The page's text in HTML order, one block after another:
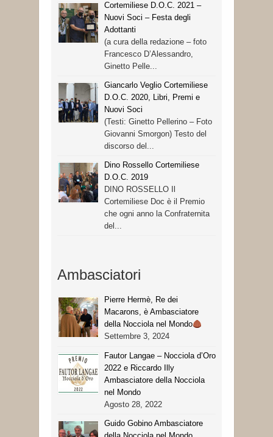
Cortemiliese D.O.C. 2021 –
Nuovi Soci – Festa degli
Adottanti
(a cura della redazione – foto
Francesco D’Alessandro,
Ginetto Pelle...
Giancarlo Veglio Cortemiliese
D.O.C. 2020, Libri, Premi e
Nuovi Soci
(Testi: Ginetto Pellerino – Foto
Giovanni Smorgon) Testo del
discorso del...
Dino Rossello Cortemiliese
D.O.C. 2019
DINO ROSSELLO Il
Cortemiliese Doc è il Premio
che ogni anno la Confraternita
del...
Ambasciatori
Pierre Hermè, Re dei
Macarons, è Ambasciatore
della Nocciola nel Mondo
Settembre 3, 2024
Fautor Langae – Nocciola d’Oro
2022 e Riccardo Illy
Ambasciatore della Nocciola
nel Mondo
Agosto 28, 2022
Guido Gobino Ambasciatore